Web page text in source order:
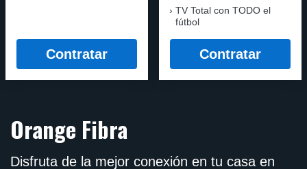
Contratar
TV Total con TODO el
fútbol
Contratar
Orange Fibra
Disfruta de la mejor conexión en tu casa en